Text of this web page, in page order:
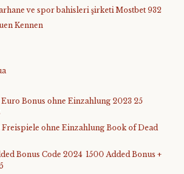
ve spor bahisleri şirketi Mostbet 932
Kennen
Euro Bonus ohne Einzahlung 2023 25
Freispiele ohne Einzahlung Book of Dead
Bonus Code 2024 ️ 1500 Added Bonus +